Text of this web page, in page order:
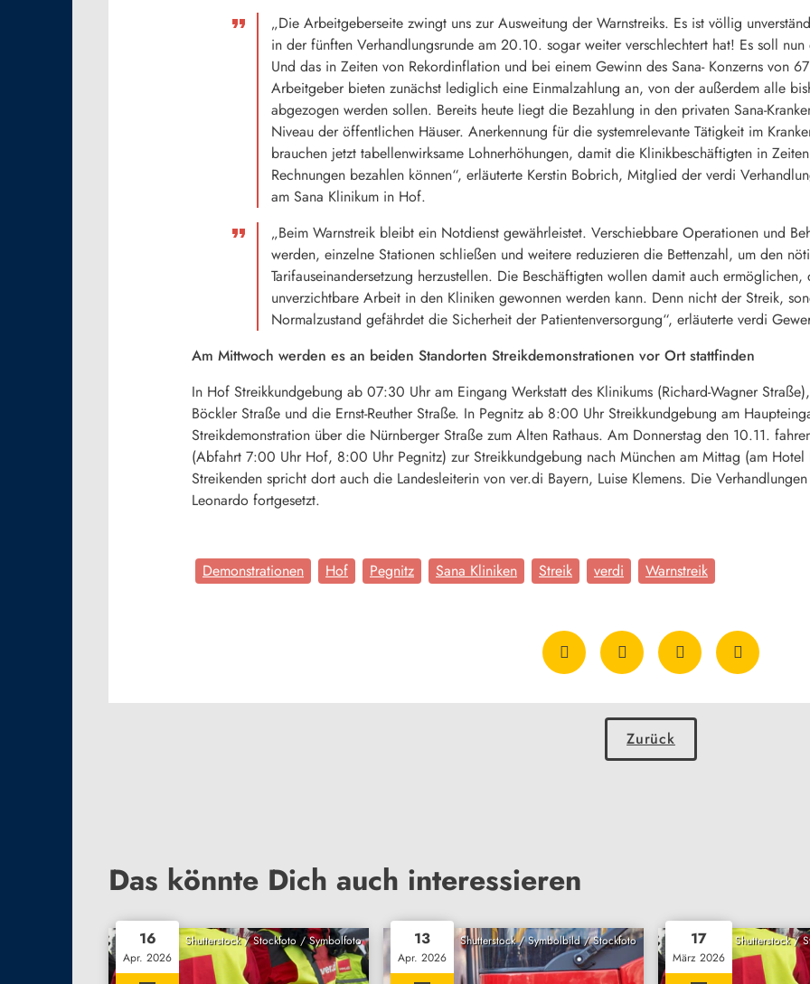
„Die Arbeitgeberseite zwingt uns zur Ausweitung der Warnstreiks. Es ist völlig
in der fünften Verhandlungsrunde am 20.10. sogar weiter verschlechtert hat! Es soll
Und das in Zeiten von Rekordinflation und bei einem Gewinn des Sana- Konzerns von
Arbeitgeber bieten zunächst lediglich eine Einmalzahlung an, von der außerdem alle
abgezogen werden sollen. Bereits heute liegt die Bezahlung in den privaten Sana-
Niveau der öffentlichen Häuser. Anerkennung für die systemrelevante Tätigkeit im
brauchen jetzt tabellenwirksame Lohnerhöhungen, damit die Klinikbeschäftigten in
Rechnungen bezahlen können“, erläuterte Kerstin Bobrich, Mitglied der verdi
am Sana Klinikum in Hof.
„Beim Warnstreik bleibt ein Notdienst gewährleistet. Verschiebbare Operationen und
werden, einzelne Stationen schließen und weitere reduzieren die Bettenzahl, um den
Tarifauseinandersetzung herzustellen. Die Beschäftigten wollen damit auch
unverzichtbare Arbeit in den Kliniken gewonnen werden kann. Denn nicht der Streik,
Normalzustand gefährdet die Sicherheit der Patientenversorgung“, erläuterte verdi
Am Mittwoch werden es an beiden Standorten Streikdemonstrationen vor Ort stattfinden
In Hof Streikkundgebung ab 07:30 Uhr am Eingang Werkstatt des Klinikums (Richard-Wagner
Böckler Straße und die Ernst-Reuther Straße. In Pegnitz ab 8:00 Uhr Streikkundgebung am
Streikdemonstration über die Nürnberger Straße zum Alten Rathaus. Am Donnerstag den 10.11.
(Abfahrt 7:00 Uhr Hof, 8:00 Uhr Pegnitz) zur Streikkundgebung nach München am Mittag (am
Streikenden spricht dort auch die Landesleiterin von ver.di Bayern, Luise Klemens. Die
Leonardo fortgesetzt.
Demonstrationen Hof Pegnitz Sana Kliniken Streik verdi Warnstreik
Zurück
Das könnte Dich auch interessieren
Shutterstock / Stockfoto / Symbolfoto
16
Apr. 2026
Shutterstock / Symbolbild / Stockfoto
13
Apr. 2026
Shutterstock /
17
März 2026